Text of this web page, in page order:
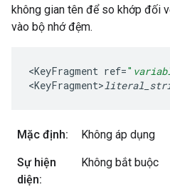
không gian tên để so khớp đối
vào bộ nhớ đệm.
<KeyFragment ref="
<KeyFragment>
Mặc định: Không áp dụng
Sự hiện
diện:
Không bắt buộc